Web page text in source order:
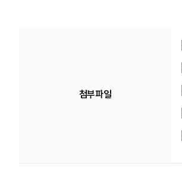
첨부파일